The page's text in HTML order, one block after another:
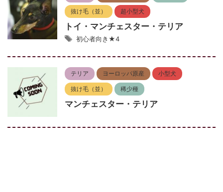
抜け毛（並） 超小型犬
トイ・マンチェスター・テリア
初心者向き★4
テリア ヨーロッパ原産 小型犬
抜け毛（並） 稀少種
マンチェスター・テリア